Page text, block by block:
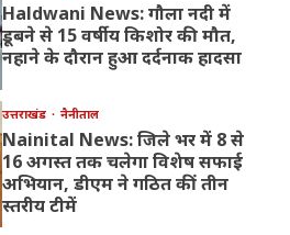
Haldwani News: गौला नदी में
डूबने से 15 वर्षीय किशोर की मौत,
नहाने के दौरान हुआ दर्दनाक हादसा
उत्तराखंड नैनीताल
Nainital News: जिले भर में 8 से
16 अगस्त तक चलेगा विशेष सफाई
अभियान, डीएम ने गठित कीं तीन
स्तरीय टीमें